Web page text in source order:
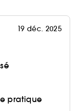
19 déc. 2025
pratique